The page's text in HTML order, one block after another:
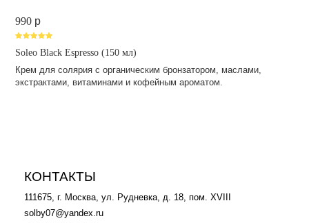
990 p
Soleo Black Espresso (150 мл)
Крем для солярия с органическим бронзатором, маслами,
экстрактами, витаминами и кофейным ароматом.
КОНТАКТЫ
111675, г. Москва, ул. Рудневка, д. 18, пом. XVIII
solby07@yandex.ru